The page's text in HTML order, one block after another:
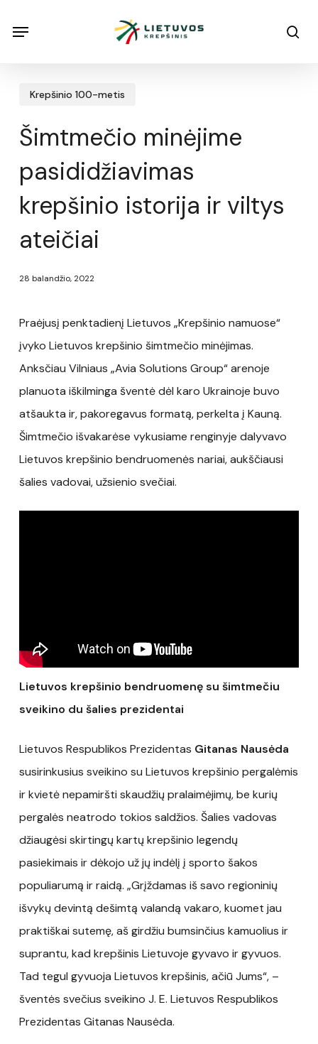
Menu
Krepšinio 100-metis
Šimtmečio minėjime
pasididžiavimas
krepšinio istorija ir viltys
ateičiai
28 balandžio, 2022
Praėjusį penktadienį Lietuvos „Krepšinio namuose“
įvyko Lietuvos krepšinio šimtmečio minėjimas.
Anksčiau Vilniaus „Avia Solutions Group“ arenoje
planuota iškilminga šventė dėl karo Ukrainoje buvo
atšaukta ir, pakoregavus formatą, perkelta į Kauną.
Šimtmečio išvakarėse vykusiame renginyje dalyvavo
Lietuvos krepšinio bendruomenės nariai, aukščiausi
šalies vadovai, užsienio svečiai.
Lietuvos krepšinio bendruomenę su šimtmečiu
sveikino du šalies prezidentai
Lietuvos Respublikos Prezidentas Gitanas Nausėda
susirinkusius sveikino su Lietuvos krepšinio pergalėmis
ir kvietė nepamiršti skaudžių pralaimėjimų, be kurių
pergalės neatrodo tokios saldžios. Šalies vadovas
džiaugėsi skirtingų kartų krepšinio legendų
pasiekimais ir dėkojo už jų indėlį į sporto šakos
populiarumą ir raidą. „Grįždamas iš savo regioninių
išvykų devintą dešimtą valandą vakaro, kuomet jau
praktiškai sutemę, aš girdžiu bumsinčius kamuolius ir
suprantu, kad krepšinis Lietuvoje gyvavo ir gyvuos.
Tad tegul gyvuoja Lietuvos krepšinis, ačiū Jums“, –
šventės svečius sveikino J. E. Lietuvos Respublikos
Prezidentas Gitanas Nausėda.